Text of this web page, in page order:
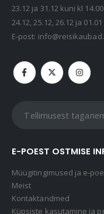
23.12 ja 31.12 kuni kl 14.00.
24.12, 25.12, 26.12 ja
E-post:
Tellimusest
E-POEST OSTMISE
Müügitingimused ja e-
Meist
Kontaktandmed
Küpsiste kasutamine ja